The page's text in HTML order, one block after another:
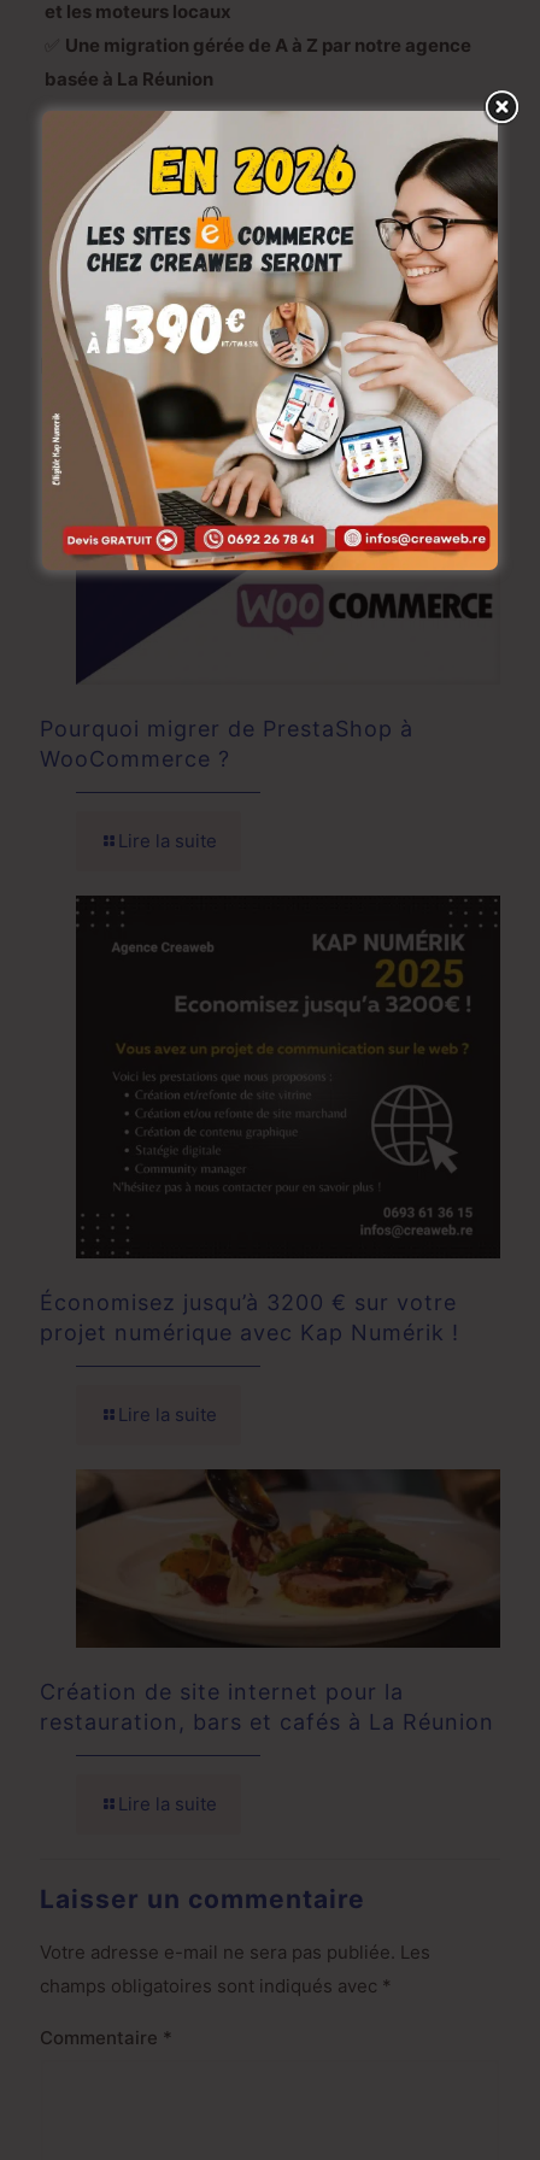
et les moteurs locaux
Une migration gérée de A à Z par notre agence
basée à La Réunion
Faites le bon choix pour votre activité : passez
sur WordPress avec Creaweb.re et donnez un vrai
élan à votre présence en ligne.
Devis Gratuit à infos@creaweb.re ou au 0692 26 78 41
Poste relatifs
Pourquoi migrer de PrestaShop à
WooCommerce ?
Lire la suite
Économisez jusqu’à 3200 € sur votre
projet numérique avec Kap Numérik !
Lire la suite
Création de site internet pour la
restauration, bars et cafés à La Réunion
Lire la suite
Laisser un commentaire
Votre adresse e-mail ne sera pas publiée. Les
champs obligatoires sont indiqués avec *
Commentaire *